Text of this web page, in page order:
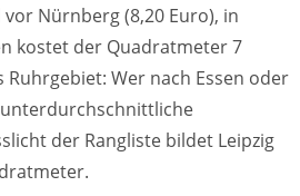
Nürnberg (8,20 Euro), in
kostet der Quadratmeter 7
Ruhrgebiet: Wer nach Essen oder
der Rangliste bildet Leipzig